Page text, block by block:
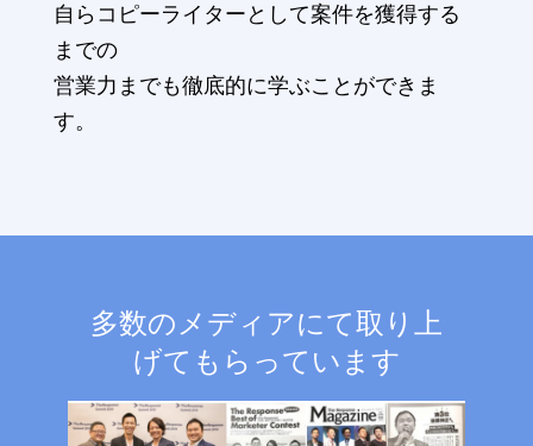
自らコピーライターとして案件を獲得する
までの
営業力までも徹底的に学ぶことができま
す。
多数のメディアにて取り上
げてもらっています